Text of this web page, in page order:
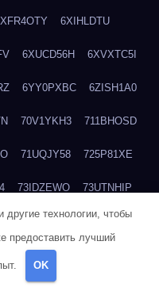
6XIHLDTU
6XUCD56H 6XVXTC5I
6YY0PXBC 6ZISH1A0
70V1YKH3 711BHOSD
71UQJY58 725P81XE
73IDZEWO 73UTNHIP
74DPJX4S 74DVDXRM
76BJGQ4F
другие технологии, чтобы
предоставить лучший
OK